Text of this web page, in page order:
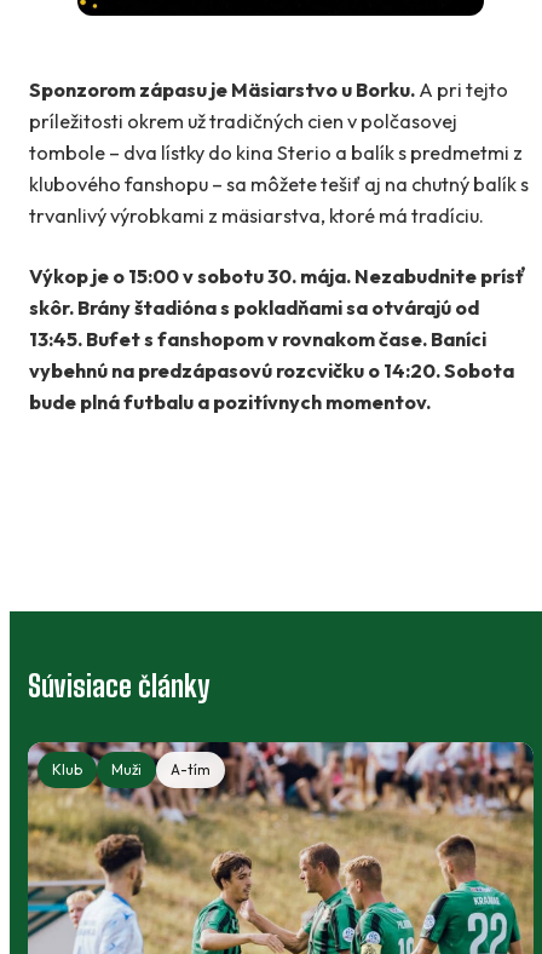
Sponzorom zápasu je Mäsiarstvo u Borku. A pri tejto
príležitosti okrem už tradičných cien v polčasovej
tombole – dva lístky do kina Sterio a balík s predmetmi z
klubového fanshopu – sa môžete tešiť aj na chutný balík s
trvanlivý výrobkami z mäsiarstva, ktoré má tradíciu.
Výkop je o 15:00 v sobotu 30. mája. Nezabudnite prísť
skôr. Brány štadióna s pokladňami sa otvárajú od
13:45. Bufet s fanshopom v rovnakom čase. Baníci
vybehnú na predzápasovú rozcvičku o 14:20. Sobota
bude plná futbalu a pozitívnych momentov.
Súvisiace články
Klub Muži A-tím